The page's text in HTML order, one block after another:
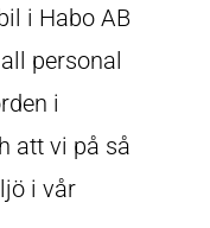
i Habo AB
personal
i
att vi på så
i vår